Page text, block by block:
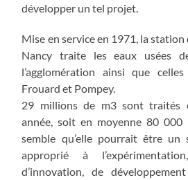
développer un tel projet.
Mise en service en 1971, la
Nancy traite les eaux usées
l’agglomération ainsi que
Frouard et Pompey.
29 millions de m3 sont traités
année, soit en moyenne 80
semble qu’elle pourrait être un
approprié à
d’innovation, de